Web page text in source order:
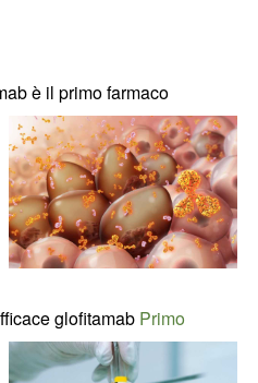
è il primo farmaco
glofitamab Primo